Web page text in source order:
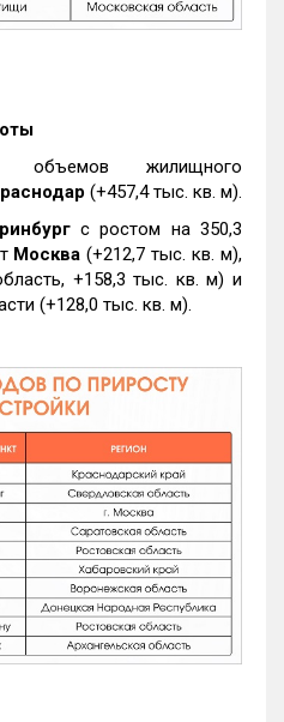
объемов жилищного
(+457,4 тыс. кв. м).
с ростом на 350,3
Москва (+212,7 тыс. кв. м),
+158,3 тыс. кв. м) и
(+128,0 тыс. кв. м).